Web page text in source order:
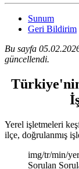
Sunum
Geri Bildirim
Bu sayfa
güncellendi.
Yerel işletmeleri
ilçe, doğrulanmış
img/tr/min/
Sorulan